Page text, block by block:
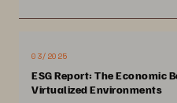
03/2025
ESG Report: The Economic
Virtualized Environments